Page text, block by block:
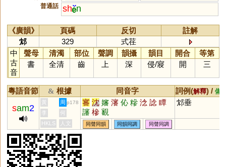
普通話 sh n
《廣韻》 頁碼 反切
註解
邥
329
式荏
中
古
音
聲母 清濁 部位 聲調 韻攝 韻目 開合
等第
書
全清 齒 上 深 侵/寢 開 三
粵語音節 & 根據 同音字 詞例(解釋) / 備
sam2
黃 周 p178 審 沈 嬸 瀋 伈 糝 淰 諗 瞫
讅 槮 覾
邥垂
李
何
HKLS
人文 同聲同韻 同韻同調 同聲同調